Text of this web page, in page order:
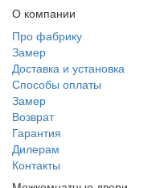
О компании
Про фабрику
Замер
Доставка и установка
Способы оплаты
Замер
Возврат
Гарантия
Дилерам
Контакты